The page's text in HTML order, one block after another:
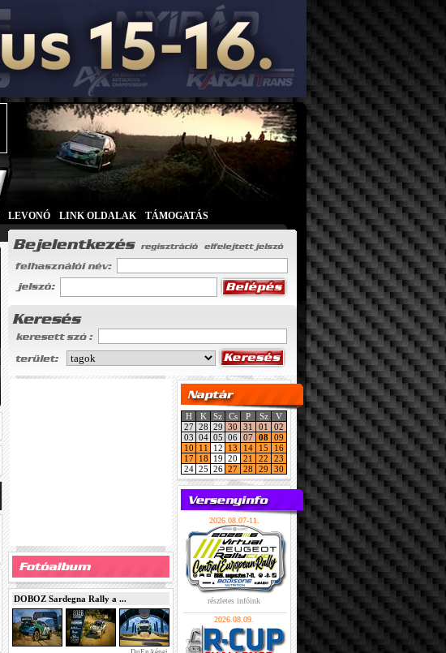
LEVONÓ LINK OLDALAK TÁMOGATÁS
DOBOZ Sardegna Rally a ...
H K Sz Cs P Sz
V
27 28 29 30 31 01
02
03 04 05 06 07 08 09
10
11 12 13 14 15
16
17
18 19 20 21 22
23
24 25 26 27 28 29 30
2026.08.07-11.
részletes infóink
2026.08.09.